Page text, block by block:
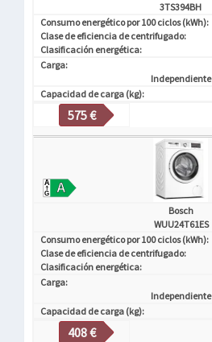
3TS394BH
Consumo energético por 100 ciclos (kWh):
Clase de eficiencia de centrifugado:
Clasificación energética:
Carga:
Independiente
Capacidad de carga (kg):
575 €
Bosch
WUU24T61ES
Consumo energético por 100 ciclos (kWh):
Clase de eficiencia de centrifugado:
Clasificación energética:
Carga:
Independiente
Capacidad de carga (kg):
408 €